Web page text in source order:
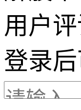
用户
登录